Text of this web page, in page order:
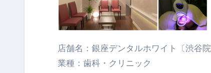
店舗名：銀座デンタルホワイト〔渋谷院
業種：歯科・クリニック